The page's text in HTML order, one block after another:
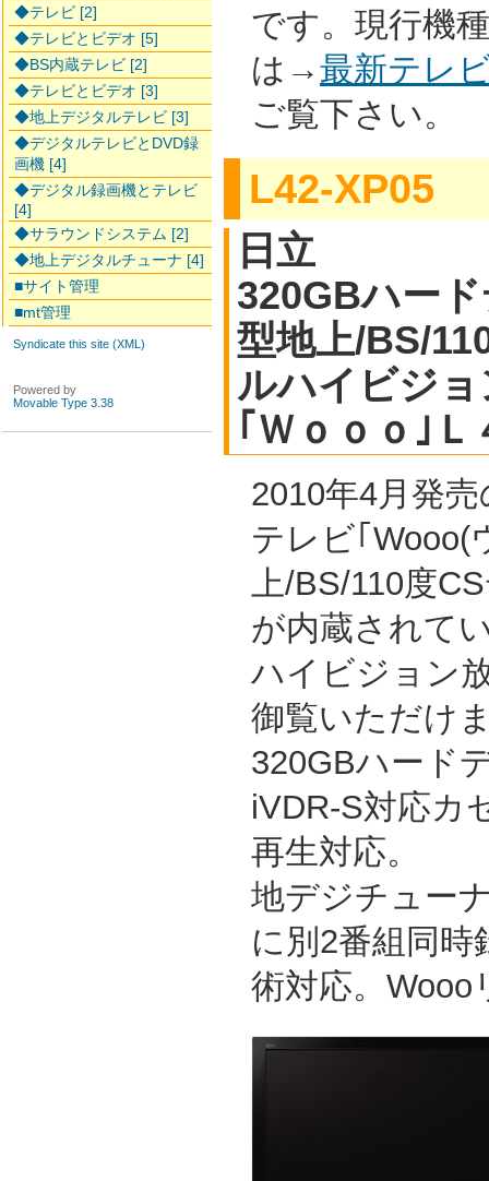
です。現行機
は→最新テレ
ご覧下さい。
L42-XP05
日立
320GBハー
型地上/BS/
ルハイビジ
｢Ｗｏｏｏ｣
2010年4月発
テレビ｢Wooo(
上/BS/110度
が内蔵されて
ハイビジョン
御覧いただけ
320GBハード
iVDR-S対応カ
再生対応。
地デジチュー
に別2番組同時
術対応。Wooo
◆テレビ [2]
◆テレビとビデオ [5]
◆BS内蔵テレビ [2]
◆テレビとビデオ [3]
◆地上デジタルテレビ [3]
◆デジタルテレビとDVD録
画機 [4]
◆デジタル録画機とテレビ
[4]
◆サラウンドシステム [2]
◆地上デジタルチューナ [4]
■サイト管理
■mt管理
Syndicate this site (XML)
Powered by
Movable Type 3.38